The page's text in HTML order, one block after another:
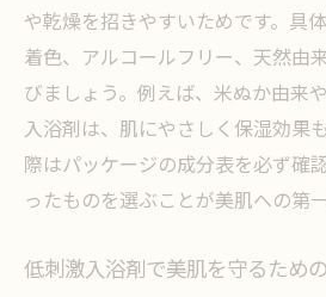
や乾燥を招きやすいためです。具
着色、アルコールフリー、天然由
びましょう。例えば、米ぬか由来
入浴剤は、肌にやさしく保湿効果
際はパッケージの成分表を必ず確
ったものを選ぶことが美肌への第
低刺激入浴剤で美肌を守るため